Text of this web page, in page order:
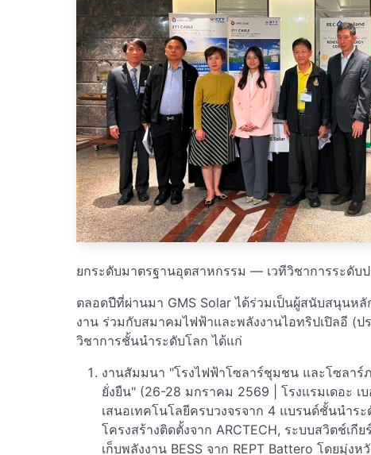
ยกระดับมาตรฐานอุตสาหกรรม — เวทีวิชาการระดับป
ตลอดปีที่ผ่านมา GMS Solar ได้ร่วมเป็นผู้สนับสนุนห
งาน ร่วมกับสมาคมไฟฟ้าและพลังงานไอทริปเปิลอี (ป
วิชาการชั้นนำระดับโลก ได้แก่
งานสัมมนา "โรงไฟฟ้าโซลาร์ชุมชน และโซลา
ยั่งยืน" (26-28 มกราคม 2569 | โรงแรมเดอะ เ
เสนอเทคโนโลยีครบวงจรจาก 4 แบรนด์ชั้นนำร
โครงสร้างติดตั้งจาก ARCTECH, ระบบสวิตช์เกี
เก็บพลังงาน BESS จาก REPT Battero โดยมุ่ง